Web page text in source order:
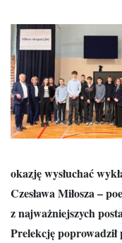
okazję wysłuchać
Czesława Miłosza –
z najważniejszych
Prelekcję